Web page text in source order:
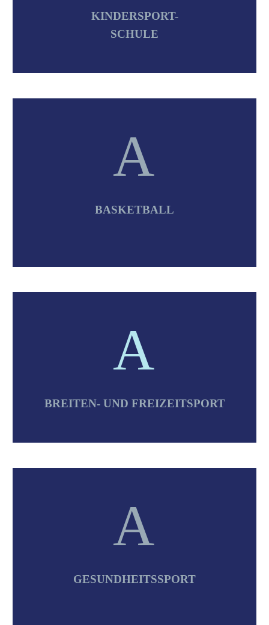
KINDERSPORT-
SCHULE
A
A
BASKETBALL
A
A
BREITEN- UND FREIZEITSPORT
A
A
GESUNDHEITSSPORT